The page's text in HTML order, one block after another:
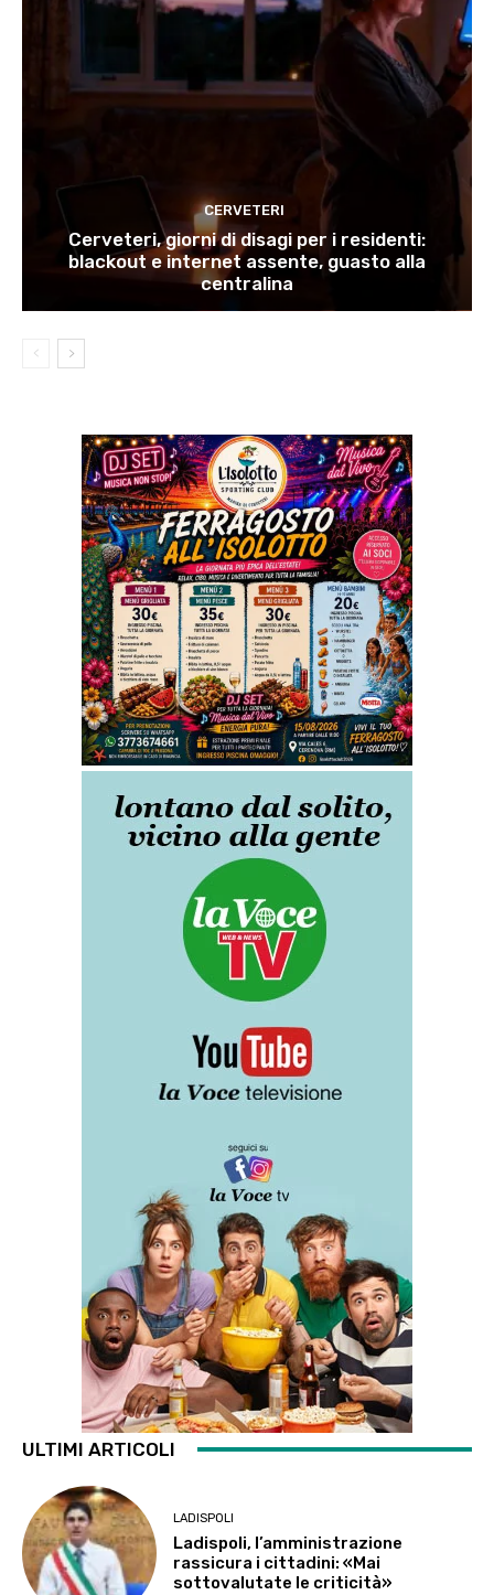
CERVETERI
Cerveteri, giorni di disagi per i residenti:
blackout e internet assente, guasto alla
centralina
ULTIMI ARTICOLI
LADISPOLI
Ladispoli, l’amministrazione
rassicura i cittadini: «Mai
sottovalutate le criticità»